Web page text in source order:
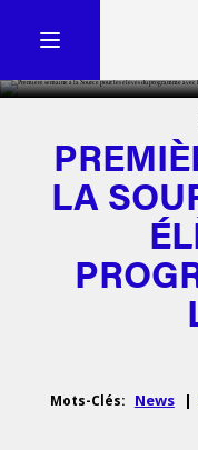
LA
Mots-Clés: News |